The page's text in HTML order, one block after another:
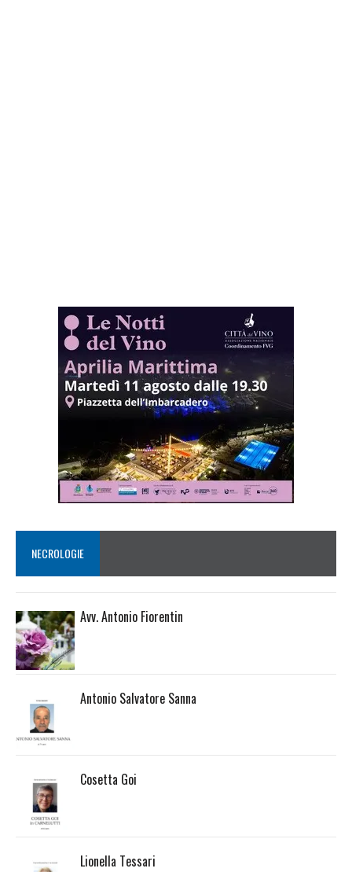
NECROLOGIE
Avv. Antonio Fiorentin
Antonio Salvatore Sanna
Cosetta Goi
Lionella Tessari